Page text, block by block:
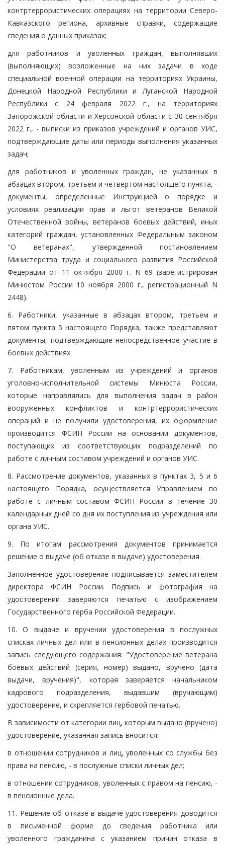
контртеррористических операциях на территории Северо-
Кавказского региона, архивные справки, содержащие
сведения о данных приказах;
для работников и уволенных граждан, выполнявших
(выполняющих) возложенные на них задачи в ходе
специальной военной операции на территориях Украины,
Донецкой Народной Республики и Луганской Народной
Республики с 24 февраля 2022 г., на территориях
Запорожской области и Херсонской области с 30 сентября
2022 г., - выписки из приказов учреждений и органов УИС,
подтверждающие даты или периоды выполнения указанных
задач;
для работников и уволенных граждан, не указанных в
абзацах втором, третьем и четвертом настоящего пункта, -
документы, определенные Инструкцией о порядке и
условиях реализации прав и льгот ветеранов Великой
Отечественной войны, ветеранов боевых действий, иных
категорий граждан, установленных Федеральным законом
"О ветеранах", утвержденной постановлением
Министерства труда и социального развития Российской
Федерации от 11 октября 2000 г. N 69 (зарегистрирован
Минюстом России 10 ноября 2000 г., регистрационный N
2448).
6. Работники, указанные в абзацах втором, третьем и
пятом пункта 5 настоящего Порядка, также представляют
документы, подтверждающие непосредственное участие в
боевых действиях.
7. Работникам, уволенным из учреждений и органов
уголовно-исполнительной системы Минюста России,
которые направлялись для выполнения задач в район
вооруженных конфликтов и контртеррористических
операций и не получили удостоверения, их оформление
производится ФСИН России на основании документов,
поступающих из соответствующих подразделений по
работе с личным составом учреждений и органов УИС.
8. Рассмотрение документов, указанных в пунктах 3, 5 и 6
настоящего Порядка, осуществляется Управлением по
работе с личным составом ФСИН России в течение 30
календарных дней со дня их поступления из учреждения или
органа УИС.
9. По итогам рассмотрения документов принимается
решение о выдаче (об отказе в выдаче) удостоверения.
Заполненное удостоверение подписывается заместителем
директора ФСИН России. Подпись и фотография на
удостоверении заверяются печатью с изображением
Государственного герба Российской Федерации.
10. О выдаче и вручении удостоверения в послужных
списках личных дел или в пенсионных делах производится
запись следующего содержания: "Удостоверение ветерана
боевых действий (серия, номер) выдано, вручено (дата
выдачи, вручения)", которая заверяется начальником
кадрового подразделения, выдавшим (вручающим)
удостоверение, и скрепляется гербовой печатью.
В зависимости от категории лиц, которым выдано (вручено)
удостоверение, указанная запись вносится:
в отношении сотрудников и лиц, уволенных со службы без
права на пенсию, - в послужные списки личных дел;
в отношении сотрудников, уволенных с правом на пенсию, -
в пенсионные дела.
11. Решение об отказе в выдаче удостоверения доводится
в письменной форме до сведения работника или
уволенного гражданина с указанием причин отказа в